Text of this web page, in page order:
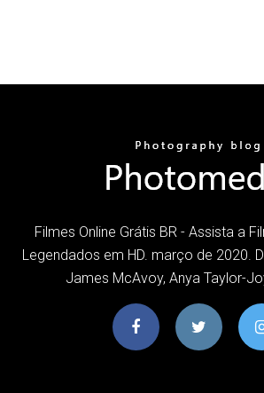
Filmes Online Grátis BR - Assista a
Legendados em HD. março de 2020.
James McAvoy, Anya Taylor-